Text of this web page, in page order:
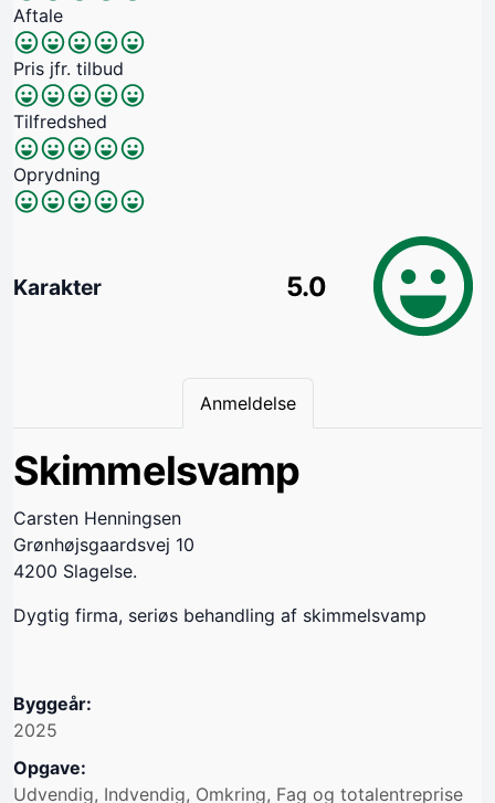
Aftale
Pris jfr. tilbud
Tilfredshed
Oprydning
Karakter 5.0
Anmeldelse
Skimmelsvamp
Carsten Henningsen
Grønhøjsgaardsvej 10
4200 Slagelse.
Dygtig firma, seriøs behandling af skimmelsvamp
Byggeår:
2025
Opgave:
Udvendig, Indvendig, Omkring, Fag og totalentreprise